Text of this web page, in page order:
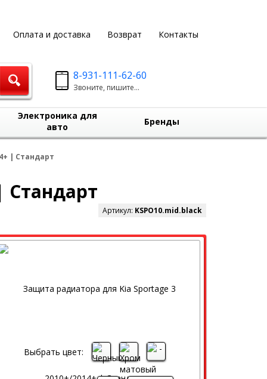
Оплата и доставка Возврат Контакты
8-931-111-62-60
Звоните, пишите...
Электроника для
авто
Бренды
| Стандарт
Стандарт
Артикул: KSPO10.mid.black
Выбрать цвет: